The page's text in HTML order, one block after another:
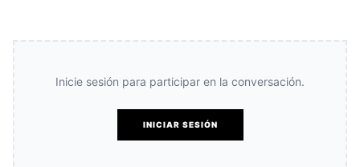
Inicie sesión para participar en la conversación.
INICIAR SESIÓN